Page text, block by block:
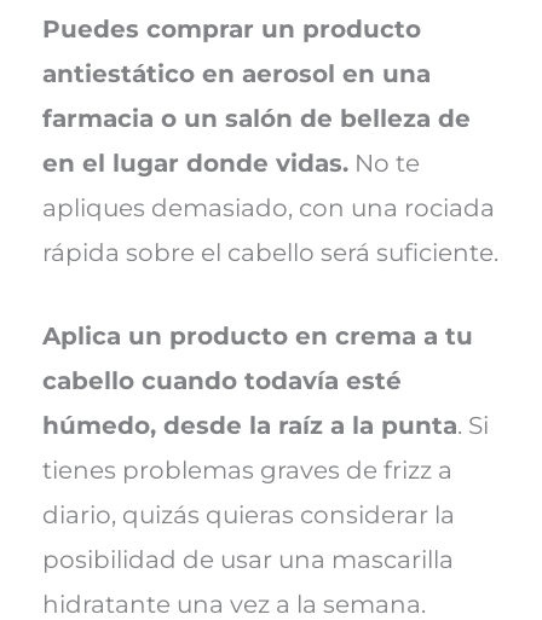
Puedes comprar un producto
antiestático en aerosol en una
farmacia o un salón de belleza de
en el lugar donde vidas.No te
apliques demasiado, con una rociada
rápida sobre el cabello será suficiente.
Aplica un producto en crema a tu
cabello cuando todavía esté
húmedo, desde la raíz a la punta. Si
tienes problemas graves de frizz a
diario, quizás quieras considerar la
posibilidad de usar una mascarilla
hidratante una vez a la semana.